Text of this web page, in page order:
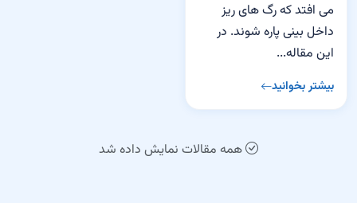
می افتد که رگ های ریز
داخل بینی پاره شوند. در
این مقاله...
بیشتر بخوانید
همه مقالات نمایش داده شد